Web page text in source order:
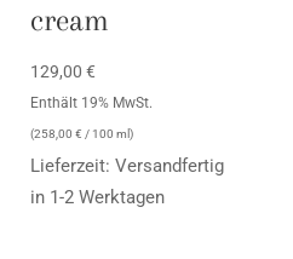
cream
129,00€
Enthält 19% MwSt.
(258,00€ / 100 ml)
Lieferzeit: Versandfertig
in 1-2 Werktagen